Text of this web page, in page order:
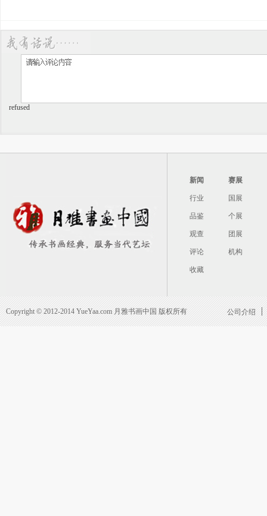
refused
新闻
行业
品鉴
观查
评论
收藏
赛展
国展
个展
团展
机构
Copyright © 2012-2014 YueYaa.com 月雅书画中国 版权所有 公司介绍